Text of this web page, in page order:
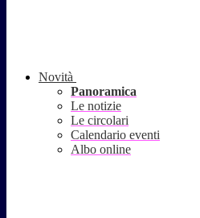
Novità
Panoramica
Le notizie
Le circolari
Calendario eventi
Albo online